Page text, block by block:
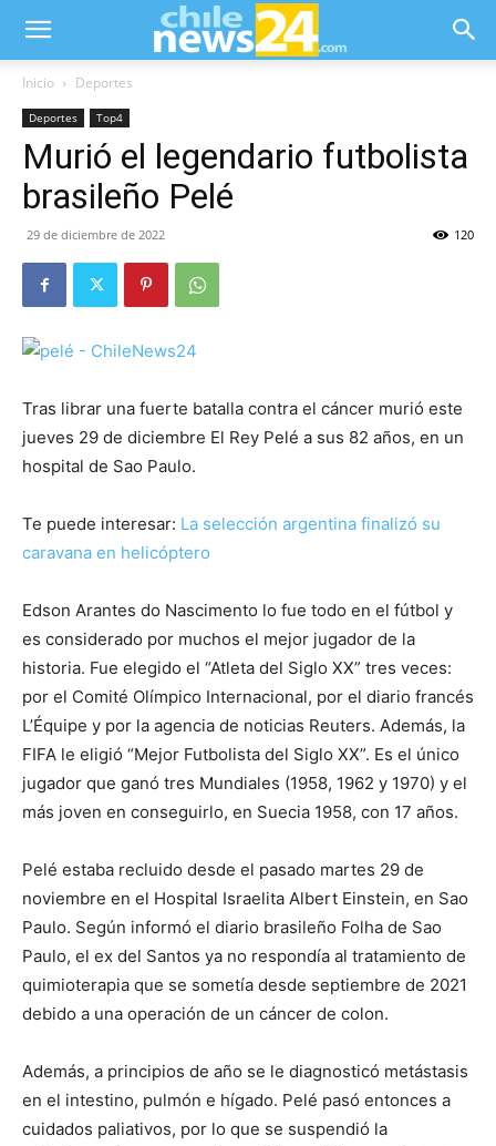
Inicio Deportes
Deportes Top4
Murió el legendario futbolista
brasileño Pelé
29 de diciembre de 2022 120
Tras librar una fuerte batalla contra el cáncer murió este
jueves 29 de diciembre El Rey Pelé a sus 82 años, en un
hospital de Sao Paulo.
Te puede interesar: La selección argentina finalizó su
caravana en helicóptero
Edson Arantes do Nascimento lo fue todo en el fútbol y
es considerado por muchos el mejor jugador de la
historia. Fue elegido el “Atleta del Siglo XX” tres veces:
por el Comité Olímpico Internacional, por el diario francés
L’Équipe y por la agencia de noticias Reuters. Además, la
FIFA le eligió “Mejor Futbolista del Siglo XX”. Es el único
jugador que ganó tres Mundiales (1958, 1962 y 1970) y el
más joven en conseguirlo, en Suecia 1958, con 17 años.
Pelé estaba recluido desde el pasado martes 29 de
noviembre en el Hospital Israelita Albert Einstein, en Sao
Paulo. Según informó el diario brasileño Folha de Sao
Paulo, el ex del Santos ya no respondía al tratamiento de
quimioterapia que se sometía desde septiembre de 2021
debido a una operación de un cáncer de colon.
Además, a principios de año se le diagnosticó metástasis
en el intestino, pulmón e hígado. Pelé pasó entonces a
cuidados paliativos, por lo que se suspendió la